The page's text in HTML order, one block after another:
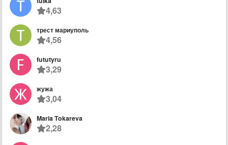
4,63
трест мариуполь
4,56
fututyru
3,29
жужа
3,04
Maria Tokareva
2,28